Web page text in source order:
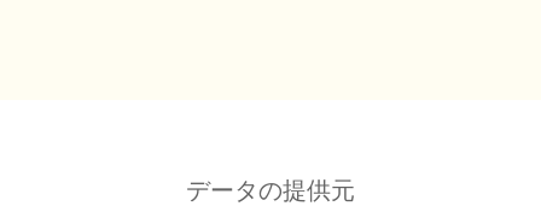
データの提供元